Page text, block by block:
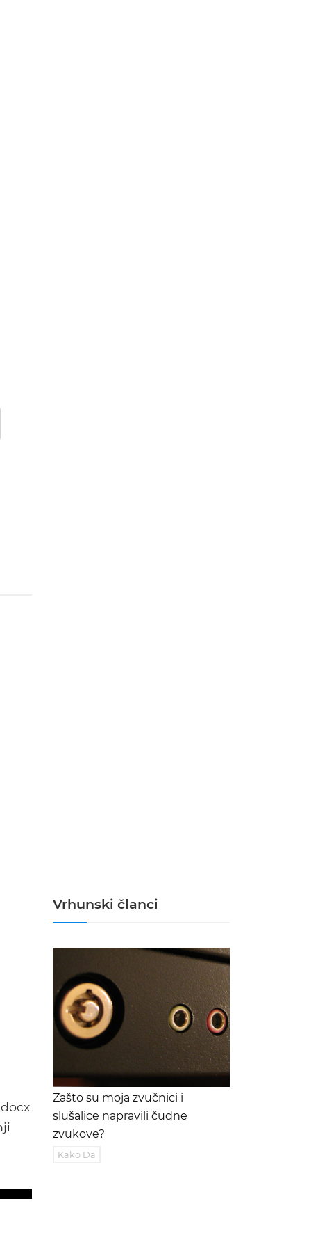
Vrhunski članci
Zašto su moja zvučnici i
slušalice napravili čudne
zvukove?
Kako Da